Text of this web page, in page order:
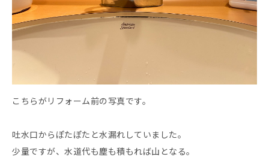
こちらがリフォーム前の写真です。
吐水口からぽたぽたと水漏れしていました。
少量ですが、水道代も塵も積もれば山となる。